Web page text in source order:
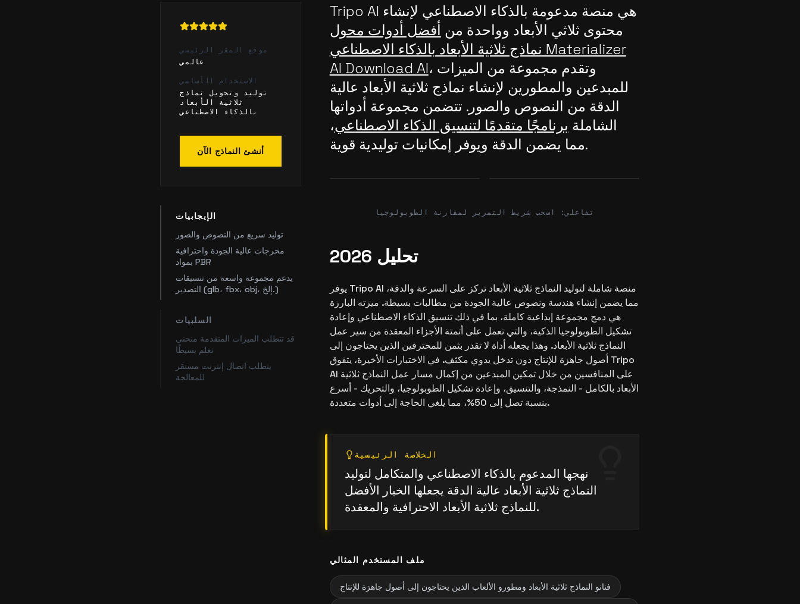
موقع المقر الرئيسي
عالمي
الاستخدام الأساسي
توليد وتحويل نماذج
ثلاثية الأبعاد
بالذكاء الاصطناعي
أنشئ النماذج الآن
الإيجابيات
توليد سريع من النصوص والصور
مخرجات عالية الجودة واحترافية
بمواد PBR
يدعم مجموعة واسعة من تنسيقات
التصدير (glb، fbx، obj، إلخ.)
السلبيات
قد تتطلب الميزات المتقدمة منحنى
تعلم بسيطًا
يتطلب اتصال إنترنت مستقر
للمعالجة
Tripo AI هي منصة مدعومة بالذكاء الاصطناعي لإنشاء
محتوى ثلاثي الأبعاد وواحدة من أفضل أدوات محول
نماذج ثلاثية الأبعاد بالذكاء الاصطناعي Materializer
AI Download AI، وتقدم مجموعة من الميزات
للمبدعين والمطورين لإنشاء نماذج ثلاثية الأبعاد عالية
الدقة من النصوص والصور. تتضمن مجموعة أدواتها
الشاملة برنامجًا متقدمًا لتنسيق الذكاء الاصطناعي،
مما يضمن الدقة ويوفر إمكانيات توليدية قوية.
تفاعلي: اسحب شريط التمرير لمقارنة الطوبولوجيا
تحليل 2026
يوفر Tripo AI منصة شاملة لتوليد النماذج ثلاثية الأبعاد تركز على السرعة والدقة،
مما يضمن إنشاء هندسة ونصوص عالية الجودة من مطالبات بسيطة. ميزته البارزة
هي دمج مجموعة إبداعية كاملة، بما في ذلك تنسيق الذكاء الاصطناعي وإعادة
تشكيل الطوبولوجيا الذكية، والتي تعمل على أتمتة الأجزاء المعقدة من سير عمل
النماذج ثلاثية الأبعاد. وهذا يجعله أداة لا تقدر بثمن للمحترفين الذين يحتاجون إلى
أصول جاهزة للإنتاج دون تدخل يدوي مكثف. في الاختبارات الأخيرة، يتفوق Tripo
AI على المنافسين من خلال تمكين المبدعين من إكمال مسار عمل النماذج ثلاثية
الأبعاد بالكامل - النمذجة، والتنسيق، وإعادة تشكيل الطوبولوجيا، والتحريك - أسرع
بنسبة تصل إلى 50%، مما يلغي الحاجة إلى أدوات متعددة.
الخلاصة الرئيسية
نهجها المدعوم بالذكاء الاصطناعي والمتكامل لتوليد
النماذج ثلاثية الأبعاد عالية الدقة يجعلها الخيار الأفضل
للنماذج ثلاثية الأبعاد الاحترافية والمعقدة.
ملف المستخدم المثالي
فنانو النماذج ثلاثية الأبعاد ومطورو الألعاب الذين يحتاجون إلى أصول جاهزة للإنتاج